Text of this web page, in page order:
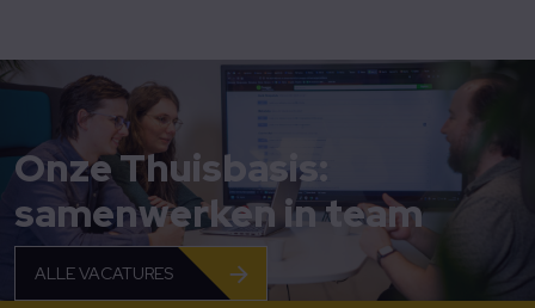
Home Werken bij Technolution Team
Onze Thuisbasis:
samenwerken in team
ALLE VACATURES